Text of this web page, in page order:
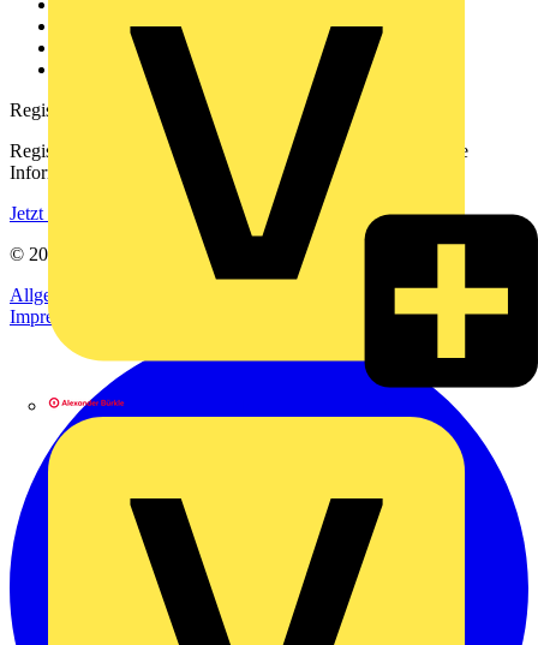
Downloadbereich (PDFs)
Häufig gestellte Fragen
voltimum.com
Registrierung
Registrieren Sie sich kostenlos und erhalten Sie stets aktuelle
Informationen aus der Elektroindustrie.
Jetzt registrieren
© 2002-
Allgemeine Geschäftsbedingungen
Datenschutzerklärung
Impressum